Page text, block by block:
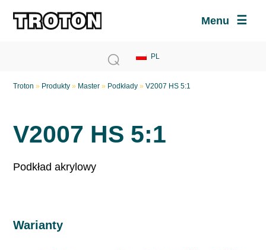
Menu
Troton » Produkty » Master » Podkłady »V2007 HS 5:1
V2007 HS 5:1
Podkład akrylowy
Warianty